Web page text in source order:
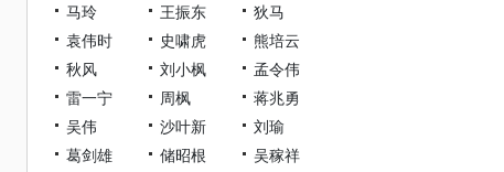
马玲
王振东
狄马
袁伟时
史啸虎
熊培云
秋风
刘小枫
孟令伟
雷一宁
周枫
蒋兆勇
吴伟
沙叶新
刘瑜
葛剑雄
储昭根
吴稼祥